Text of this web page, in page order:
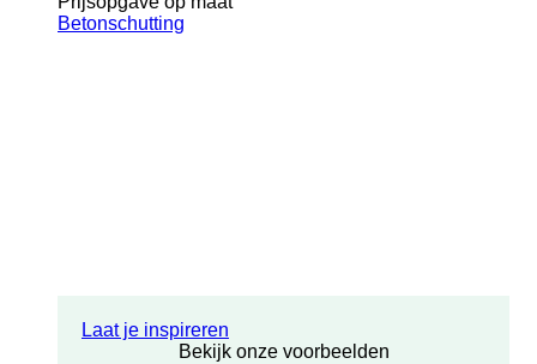
Betonschutting
Laat je inspireren
Bekijk onze voorbeelden